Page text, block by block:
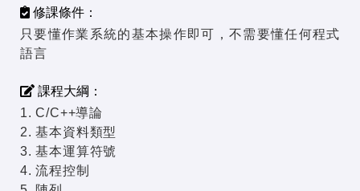
修課條件：
只要懂作業系統的基本操作即可，不需要懂任何程式
語言
課程大綱：
1. C/C++導論
2. 基本資料類型
3. 基本運算符號
4. 流程控制